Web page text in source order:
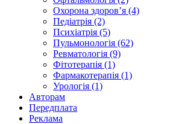
Охорона здоров’я (4)
Педіатрія (2)
Психіатрія (5)
Пульмонологія (62)
Ревматологія (9)
Фітотерапія (1)
Фармакотерапія (1)
Урологія (1)
Авторам
Передплата
Реклама